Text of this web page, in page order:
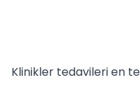
Klinikler tedavileri en